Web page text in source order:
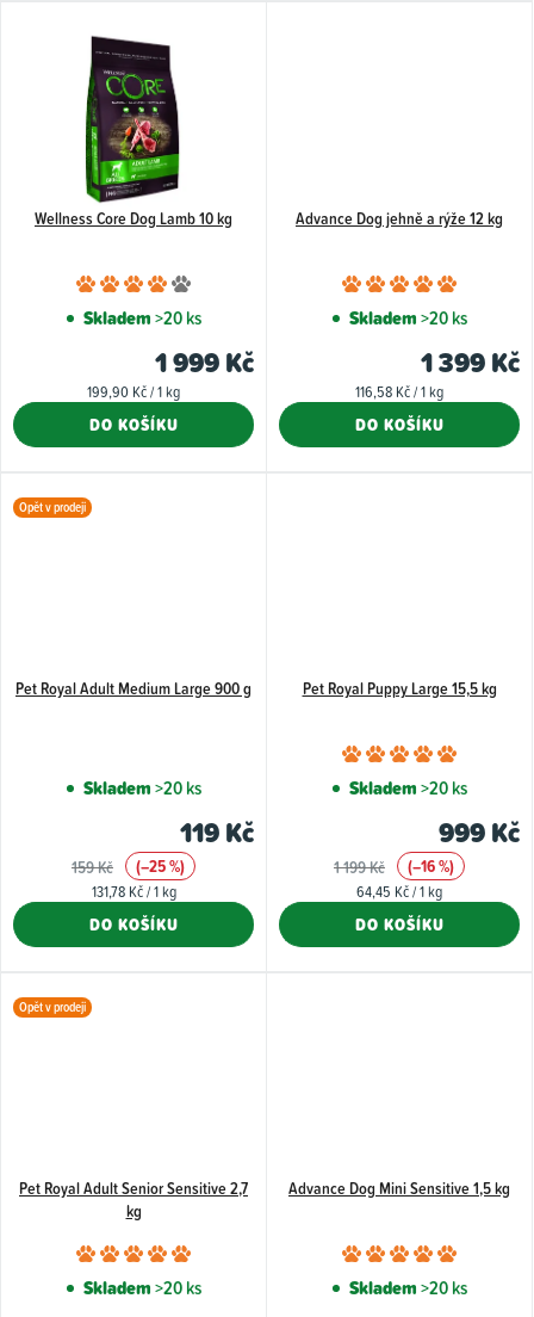
Wellness Core Dog Lamb 10 kg
Průměrné
hodnocení
je
4,0
Skladem>20 ks
1 999 Kč
Měrná
199,90 Kč / 1 kg
DO KOŠÍKU
Advance Dog jehně a rýže 12 kg
je
5,0
Skladem>20 ks
1 399 Kč
Měrná
116,58 Kč / 1 kg
DO KOŠÍKU
Opět v prodeji
Pet Royal Adult Medium Large 900 g
Skladem>20 ks
119 Kč
159 Kč (–25 %)
Měrná
131,78 Kč / 1 kg
DO KOŠÍKU
Pet Royal Puppy Large 15,5 kg
je
5,0
z
Skladem>20 ks
999 Kč
1 199 Kč (–16 %)
Měrná
64,45 Kč / 1 kg
DO KOŠÍKU
Opět v prodeji
Pet Royal Adult Senior Sensitive 2,7
kg
Průměrné
hodnocení
Skladem>20 ks
Advance Dog Mini Sensitive 1,5 kg
Skladem>20 ks